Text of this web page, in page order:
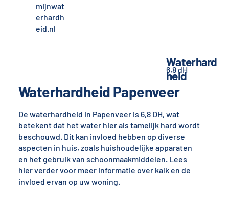
mijnwat
erhardh
eid.nl
Waterhardheid Papenveer
De waterhardheid in Papenveer is 6,8 DH, wat
betekent dat het water hier als tamelijk hard wordt
beschouwd. Dit kan invloed hebben op diverse
aspecten in huis, zoals huishoudelijke apparaten
en het gebruik van schoonmaakmiddelen. Lees
hier verder voor meer informatie over kalk en de
invloed ervan op uw woning.
Waterhard
heid
6,8 dH